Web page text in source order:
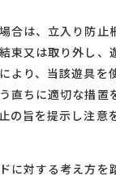
合は、立入り防止
束又は取り外し、
より、当該遊具を
直ちに適切な措置
の旨を提示し注意
に対する考え方を